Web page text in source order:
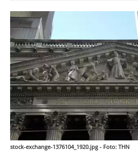
stock-exchange-1376104_1920.jpg - Foto: THN